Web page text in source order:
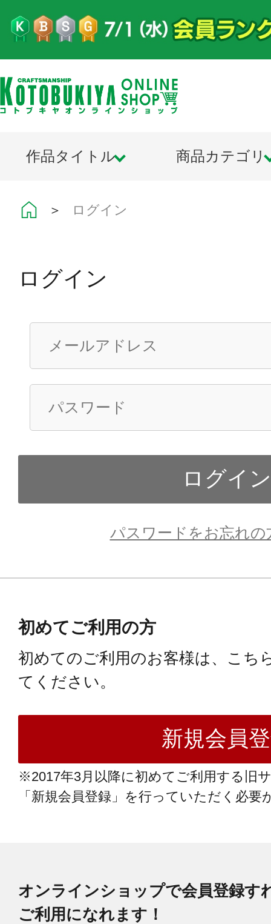
作品タイトル 商品カテゴリ
＞ ログイン
ログイン
パスワードをお忘れの
初めてご利用の方
初めてのご利用のお客様は、こち
てください。
※2017年3月以降に初めてご利用する旧
「新規会員登録」を行っていただく必要
オンラインショップで会員登録す
ご利用になれます！